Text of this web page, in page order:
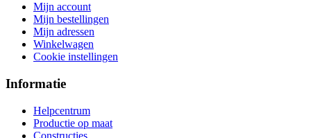
Mijn account
Mijn bestellingen
Mijn adressen
Winkelwagen
Cookie instellingen
Informatie
Helpcentrum
Productie op maat
Constructies